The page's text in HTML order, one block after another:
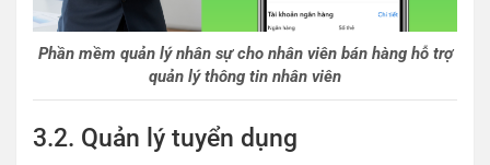
Phần mềm quản lý nhân sự cho nhân viên bán hàng hỗ trợ
quản lý thông tin nhân viên
3.2. Quản lý tuyển dụng